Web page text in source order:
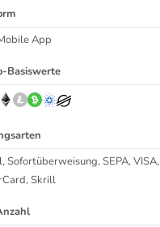
App
Basiswerte
Sofortüberweisung, SEPA, VISA,
Skrill